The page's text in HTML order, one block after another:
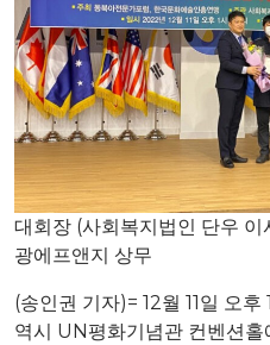
대회장 (사회복지법인 단우
광에프앤지 상무
(송인권 기자)= 12월 11일 오
역시 UN평화기념관 컨벤션홀